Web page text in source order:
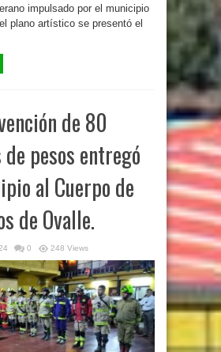
impulsado por el municipio
plano artístico se presentó el
de 80
pesos entregó
al Cuerpo de
de Ovalle.
0 248 Views